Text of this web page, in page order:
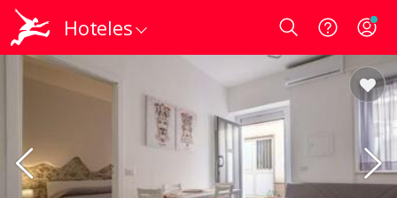
Hoteles Login